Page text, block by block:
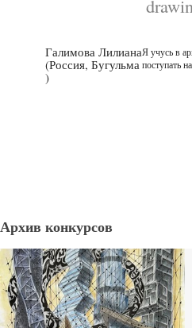
Галимова Лилиана
(Россия, Бугульма
)
Я учусь в
поступать
Архив конкурсов